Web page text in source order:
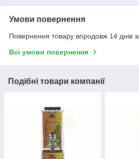
Умови повернення
Повернення товару впродовж 14 днів
Всі умови повернення
Подібні товари компанії